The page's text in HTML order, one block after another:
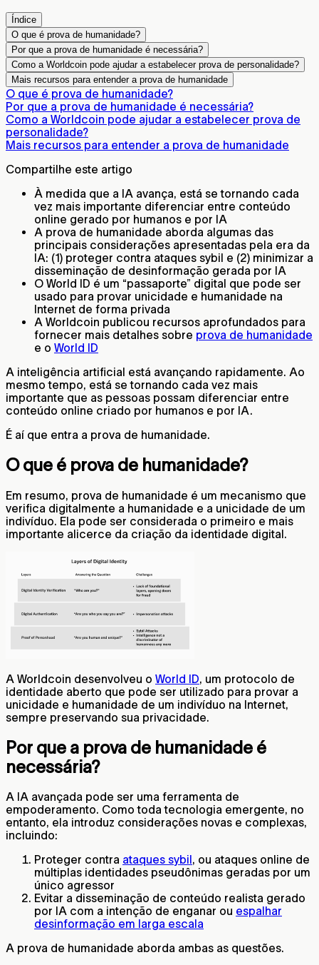
Índice
O que é prova de humanidade?
Por que a prova de humanidade é necessária?
Como a Worldcoin pode ajudar a estabelecer prova de personalidade?
Mais recursos para entender a prova de humanidade
O que é prova de humanidade?
Por que a prova de humanidade é necessária?
Como a Worldcoin pode ajudar a estabelecer prova de
personalidade?
Mais recursos para entender a prova de humanidade
Compartilhe este artigo
À medida que a IA avança, está se tornando cada
vez mais importante diferenciar entre conteúdo
online gerado por humanos e por IA
A prova de humanidade aborda algumas das
principais considerações apresentadas pela era da
IA: (1) proteger contra ataques sybil e (2) minimizar a
disseminação de desinformação gerada por IA
O World ID é um “passaporte” digital que pode ser
usado para provar unicidade e humanidade na
Internet de forma privada
A Worldcoin publicou recursos aprofundados para
fornecer mais detalhes sobre prova de humanidade
e o World ID
A inteligência artificial está avançando rapidamente. Ao
mesmo tempo, está se tornando cada vez mais
importante que as pessoas possam diferenciar entre
conteúdo online criado por humanos e por IA.
É aí que entra a prova de humanidade.
O que é prova de humanidade?
Em resumo, prova de humanidade é um mecanismo que
verifica digitalmente a humanidade e a unicidade de um
indivíduo. Ela pode ser considerada o primeiro e mais
importante alicerce da criação da identidade digital.
A Worldcoin desenvolveu o World ID, um protocolo de
identidade aberto que pode ser utilizado para provar a
unicidade e humanidade de um indivíduo na Internet,
sempre preservando sua privacidade.
Por que a prova de humanidade é
necessária?
A IA avançada pode ser uma ferramenta de
empoderamento. Como toda tecnologia emergente, no
entanto, ela introduz considerações novas e complexas,
incluindo:
Proteger contra ataques sybil , ou ataques online de
múltiplas identidades pseudônimas geradas por um
único agressor
Evitar a disseminação de conteúdo realista gerado
por IA com a intenção de enganar ou espalhar
desinformação em larga escala
A prova de humanidade aborda ambas as questões.